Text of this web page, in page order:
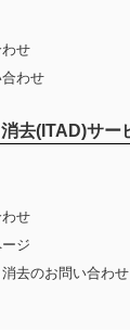
わせ
合わせ
去(ITAD)サー
わせ
ジ
去のお問い合わせ